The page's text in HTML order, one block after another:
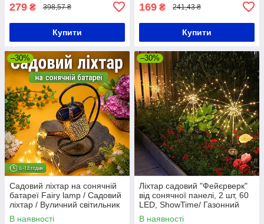
279 ₴ 398,57 ₴
Купити
169 ₴ 241,43 ₴
Купити
–30%
Садовий ліхтар на сонячній
батареї Fairy lamp / Садовий
ліхтар / Вуличний світильник
В наявності
–30%
Ліхтар садовий "Фейєрверк"
від сонячної панелі, 2 шт, 60
LED, ShowTime/ Газонний
ліхтар від сонячної енергії
В наявності